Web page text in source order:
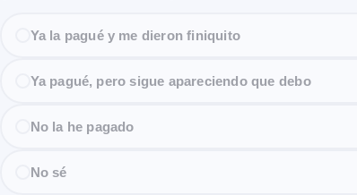
Ya la pagué y me dieron finiquito
Ya pagué, pero sigue apareciendo que debo
No la he pagado
No sé